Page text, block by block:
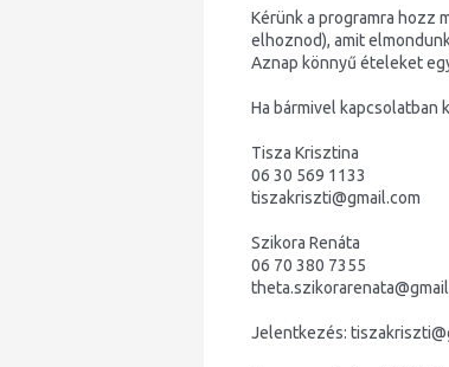
Kérünk a programra hozz
elhoznod), amit
Aznap könnyű ételeket
Ha bármivel kapcsolatban
Tisza Krisztina
06 30 569 1133
tiszakriszti@gmail.com
Szikora Renáta
06 70 380 7355
Jelentkezés: